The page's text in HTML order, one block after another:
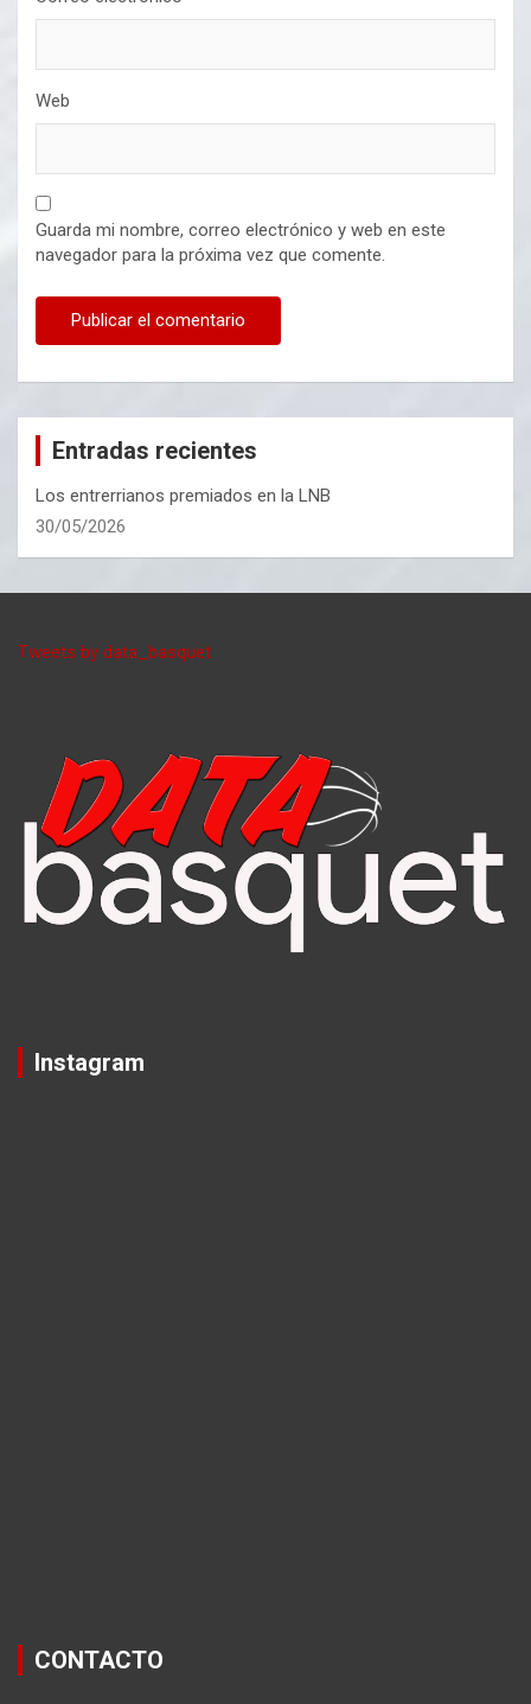
Web
Guarda mi nombre, correo electrónico y web en este
navegador para la próxima vez que comente.
Entradas recientes
Los entrerrianos premiados en la LNB
30/05/2026
Tweets by data_basquet
Instagram
CONTACTO